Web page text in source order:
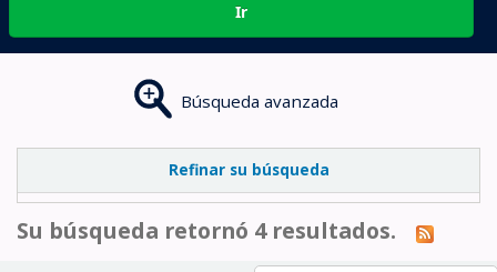
Ir
Búsqueda avanzada
Refinar su búsqueda
Su búsqueda retornó 4 resultados.